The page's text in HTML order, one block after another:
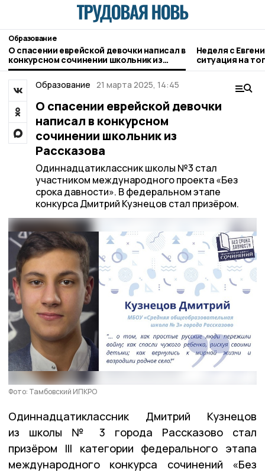
Образование
О спасении еврейской девочки написал в
конкурсном сочинении школьник из
Рассказова
Неделя с
ситуация на
городе и
Образование 21 марта 2025, 14:45
О спасении еврейской девочки
написал в конкурсном
сочинении школьник из
Рассказова
Одиннадцатиклассник школы №3 стал
участником международного проекта «Без
срока давности». В федеральном этапе
конкурса Дмитрий Кузнецов стал призёром.
Фото: Тамбовский ИПКРО
Одиннадцатиклассник Дмитрий Кузнецов
из школы № 3 города Рассказово стал
призёром III категории федерального этапа
международного конкурса сочинений «Без